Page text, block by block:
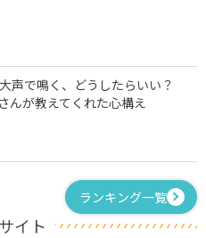
声で鳴く、どうしたらいい？
んが教えてくれた心構え
ランキング一覧
イト